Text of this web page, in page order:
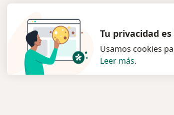
Tu privacidad
Usamos cookies
Leer más.